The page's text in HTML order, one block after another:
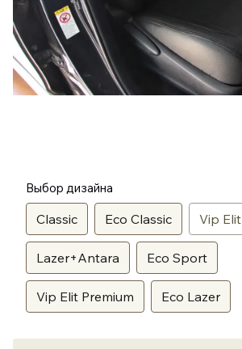
Выбор дизайна
Classic Eco Classic Vip Elit
Lazer+Antara Eco Sport
Vip Elit Premium Eco Lazer